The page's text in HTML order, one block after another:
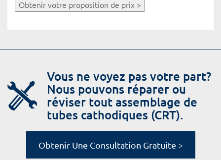
Obtenir votre proposition de prix >
Vous ne voyez pas votre part?
Nous pouvons réparer ou
réviser tout assemblage de
tubes cathodiques (CRT).
Obtenir Une Consultation Gratuite >